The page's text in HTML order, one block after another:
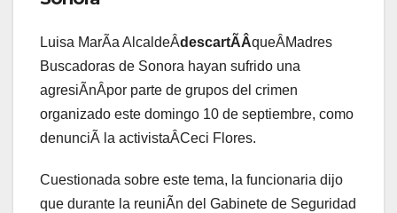
Luisa MarÃa AlcaldeÂdescartÃÂqueÂMadres
Buscadoras de Sonora hayan sufrido una
agresiÃnÂpor parte de grupos del crimen
organizado este domingo 10 de septiembre, como
denunciÃ la activistaÂCeci Flores.
Cuestionada sobre este tema, la funcionaria dijo
que durante la reuniÃn del Gabinete de Seguridad